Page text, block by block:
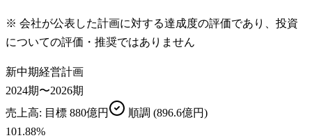
※ 会社が公表した計画に対する達成度の評価であり、投資
についての評価・推奨ではありません
新中期経営計画
2024期〜2026期
売上高: 目標 880億円 順調 (896.6億円)
101.88%